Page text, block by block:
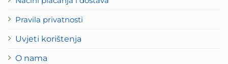
Pravila privatnosti
Uvjeti korištenja
O nama